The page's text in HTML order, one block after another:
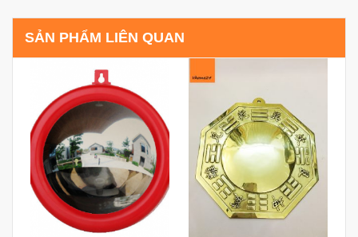
SẢN PHẨM LIÊN QUAN